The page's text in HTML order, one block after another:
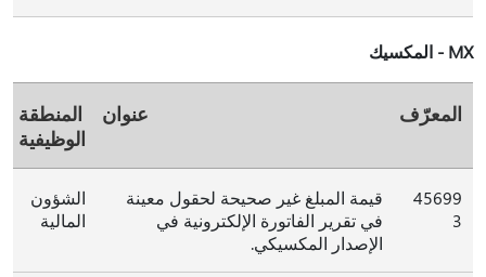
MX - المكسيك
المعرّف عنوان
المنطقة
الوظيفية
45699
3
قيمة المبلغ غير صحيحة لحقول معينة
في تقرير الفاتورة الإلكترونية في
الإصدار المكسيكي.
الشؤون
المالية